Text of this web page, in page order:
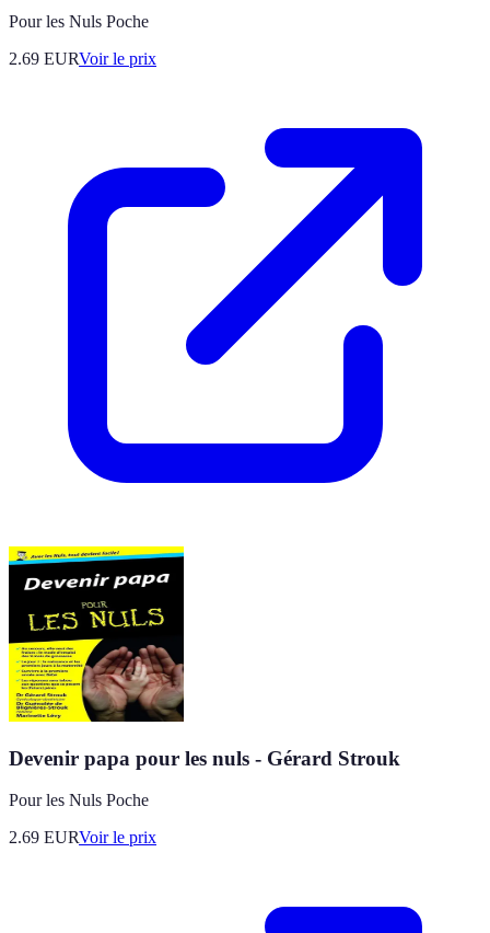
Pour les Nuls Poche
2.69 EURVoir le prix
Devenir papa pour les nuls - Gérard Strouk
Pour les Nuls Poche
2.69 EURVoir le prix